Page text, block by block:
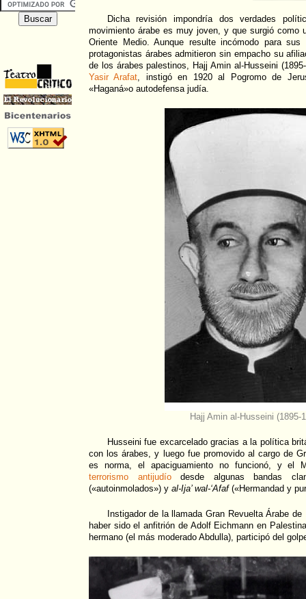
Dicha revisión impondría dos verdades
movimiento árabe es muy joven, y que surgió como
Oriente Medio. Aunque resulte incómodo para sus
protagonistas árabes admitieron sin empacho su
de los árabes palestinos, Hajj Amin al-Husseini
Yasir Arafat, instigó en 1920 al Pogromo de
«Haganá»o autodefensa judía.
Hajj Amin al-Husseini (1895-
Husseini fue excarcelado gracias a la política
con los árabes, y luego fue promovido al cargo de
es norma, el apaciguamiento no funcionó, y el
terrorismo antijudíodesde algunas bandas
(«autoinmolados») y al-Ija’ wal-‘Afaf(«Hermandad y
Instigador de la llamada Gran Revuelta Árabe
haber sido el anfitrión de Adolf Eichmann en
hermano (el más moderado Abdulla), participó del